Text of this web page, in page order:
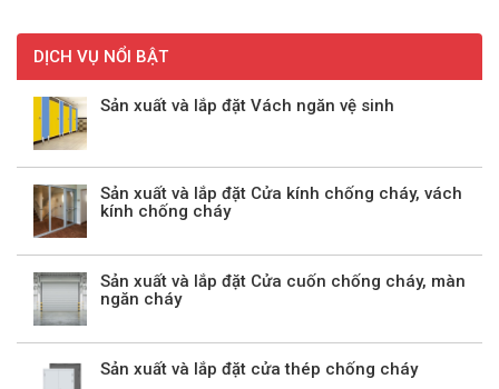
DỊCH VỤ NỔI BẬT
Sản xuất và lắp đặt Vách ngăn vệ sinh
Sản xuất và lắp đặt Cửa kính chống cháy, vách
kính chống cháy
Sản xuất và lắp đặt Cửa cuốn chống cháy, màn
ngăn cháy
Sản xuất và lắp đặt cửa thép chống cháy